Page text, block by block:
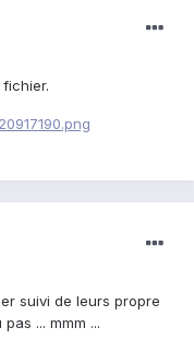
suivi de leurs propre
... mmm ...